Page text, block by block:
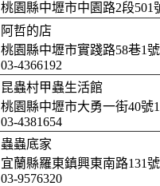
桃園縣中壢市中園路2段501
阿哲的店
桃園縣中壢市實踐路58巷1號
03-4366192
昆蟲村甲蟲生活館
桃園縣中壢市大勇一街40號
03-4381654
蟲蟲底家
宜蘭縣羅東鎮興東南路131號
03-9576320